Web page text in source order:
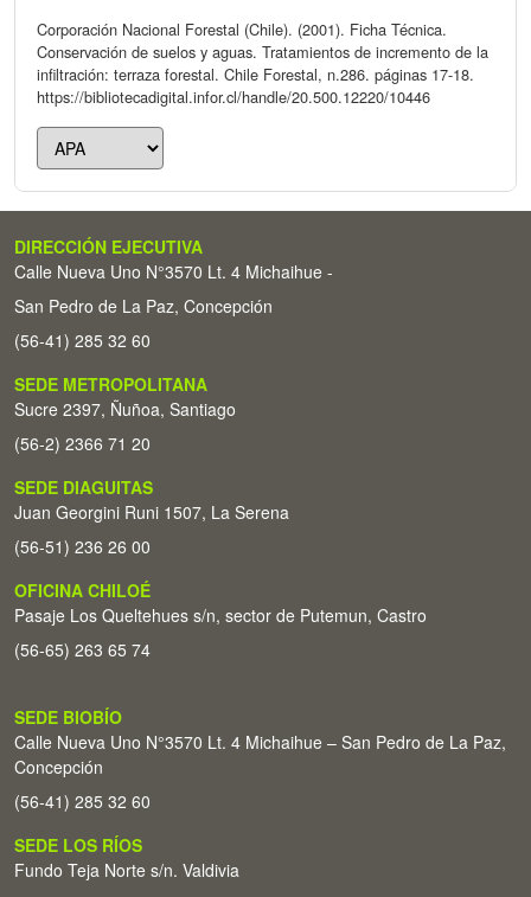
Corporación Nacional Forestal (Chile). (2001). Ficha Técnica.
Conservación de suelos y aguas. Tratamientos de incremento de la
infiltración: terraza forestal. Chile Forestal, n.286. páginas 17-18.
https://bibliotecadigital.infor.cl/handle/20.500.12220/10446
DIRECCIÓN EJECUTIVA
Calle Nueva Uno N°3570 Lt. 4 Michaihue -
San Pedro de La Paz, Concepción
(56-41) 285 32 60
SEDE METROPOLITANA
Sucre 2397, Ñuñoa, Santiago
(56-2) 2366 71 20
SEDE DIAGUITAS
Juan Georgini Runi 1507, La Serena
(56-51) 236 26 00
OFICINA CHILOÉ
Pasaje Los Queltehues s/n, sector de Putemun, Castro
(56-65) 263 65 74
SEDE BIOBÍO
Calle Nueva Uno N°3570 Lt. 4 Michaihue – San Pedro de La Paz,
Concepción
(56-41) 285 32 60
SEDE LOS RÍOS
Fundo Teja Norte s/n. Valdivia